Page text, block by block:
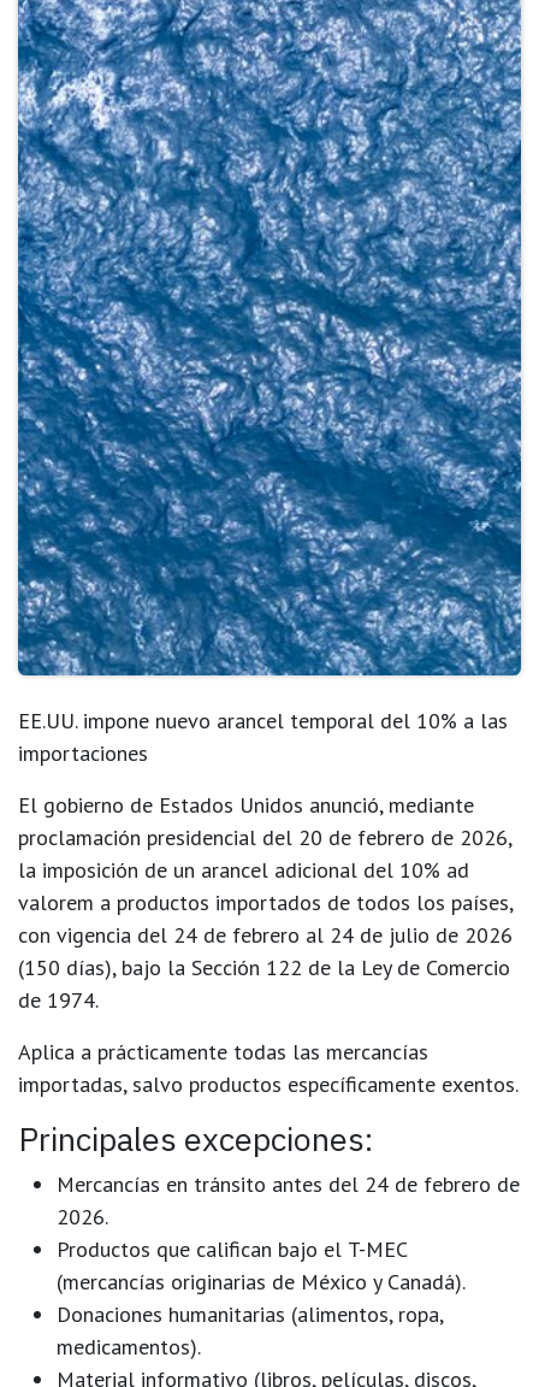
EE.UU. impone nuevo arancel temporal del 10% a las
importaciones
El gobierno de Estados Unidos anunció, mediante
proclamación presidencial del 20 de febrero de 2026,
la imposición de un arancel adicional del 10% ad
valorem a productos importados de todos los países,
con vigencia del 24 de febrero al 24 de julio de 2026
(150 días), bajo la Sección 122 de la Ley de Comercio
de 1974.
Aplica a prácticamente todas las mercancías
importadas, salvo productos específicamente exentos.
Principales excepciones:
Mercancías en tránsito antes del 24 de febrero de
2026.
Productos que califican bajo el T-MEC
(mercancías originarias de México y Canadá).
Donaciones humanitarias (alimentos, ropa,
medicamentos).
Material informativo (libros, películas, discos,